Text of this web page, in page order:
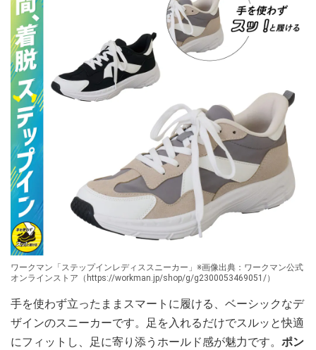
ワークマン「ステップインレディススニーカー」※画像出典：ワークマン公式
オンラインストア（https://workman.jp/shop/g/g2300053469051/）
手を使わず立ったままスマートに履ける、ベーシックなデ
ザインのスニーカーです。足を入れるだけでスルッと快適
にフィットし、足に寄り添うホールド感が魅力です。 ポン